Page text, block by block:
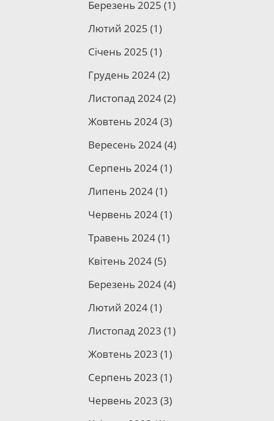
Березень 2025 (1)
Лютий 2025 (1)
Січень 2025 (1)
Грудень 2024(2)
Листопад 2024(2)
Жовтень 2024(3)
Вересень 2024(4)
Серпень 2024(1)
Липень 2024(1)
Червень 2024(1)
Травень 2024(1)
Квітень 2024(5)
Березень 2024(4)
Лютий 2024(1)
Листопад 2023 (1)
Жовтень 2023 (1)
Серпень 2023 (1)
Червень 2023 (3)